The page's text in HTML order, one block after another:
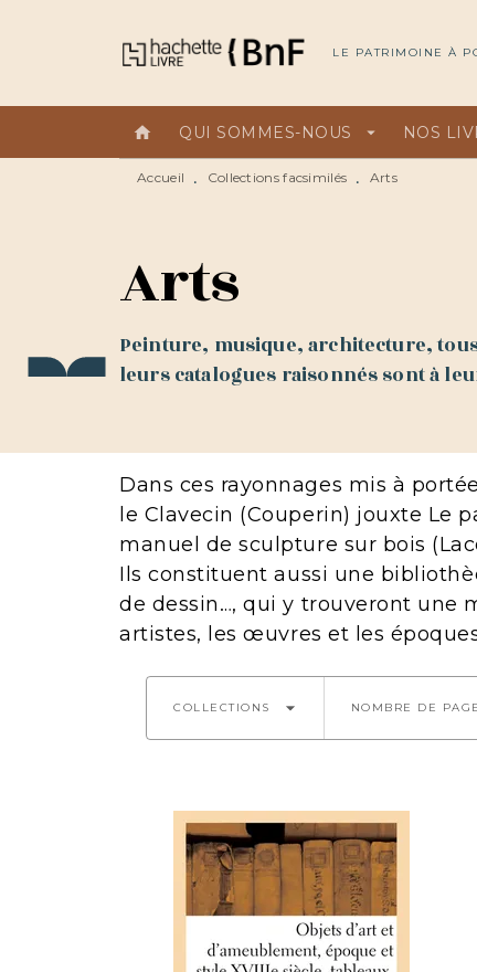
MENU RECHERCHE
LE PATRIMOINE À
home QUI SOMMES-NOUS arrow_drop_down NOS
Accueil • Collections facsimilés • Arts
Arts
Peinture, musique, architecture,
leurs catalogues raisonnés sont à
Dans ces rayonnages mis à
le Clavecin (Couperin) jouxte Le
manuel de sculpture sur bois
Ils constituent aussi une
de dessin…, qui y trouveront une
artistes, les œuvres et les
COLLECTIONS arrow_drop_down NOMBRE DE